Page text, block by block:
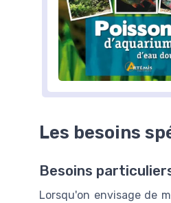
Les besoins
Besoins
Lorsqu'on envisage de